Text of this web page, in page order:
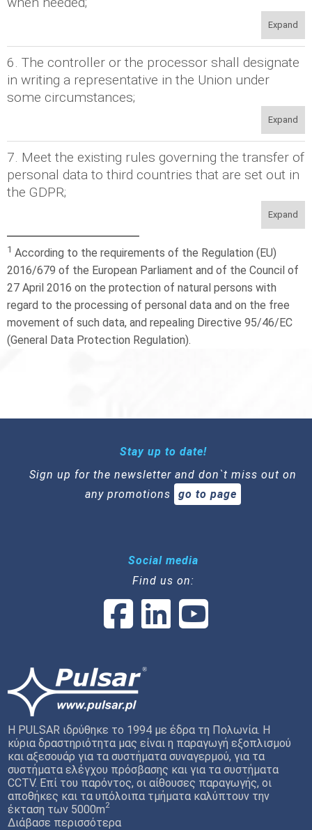
Expand
6. The controller or the processor shall designate
in writing a representative in the Union under
some circumstances;
Expand
7. Meet the existing rules governing the transfer of
personal data to third countries that are set out in
the GDPR;
Expand
1 According to the requirements of the Regulation (EU)
2016/679 of the European Parliament and of the Council of
27 April 2016 on the protection of natural persons with
regard to the processing of personal data and on the free
movement of such data, and repealing Directive 95/46/EC
(General Data Protection Regulation).
Stay up to date!
Sign up for the newsletter and don`t miss out on
any promotions
go to page
Social media
Find us on:
Η PULSAR ιδρύθηκε το 1994 με έδρα τη Πολωνία. Η
κύρια δραστηριότητα μας είναι η παραγωγή εξοπλισμού
και αξεσουάρ για τα συστήματα συναγερμού, για τα
συστήματα ελέγχου πρόσβασης και για τα συστήματα
CCTV. Επί του παρόντος, οι αίθουσες παραγωγής, οι
αποθήκες και τα υπόλοιπα τμήματα καλύπτουν την
έκταση των 5000m2
Διάβασε περισσότερα